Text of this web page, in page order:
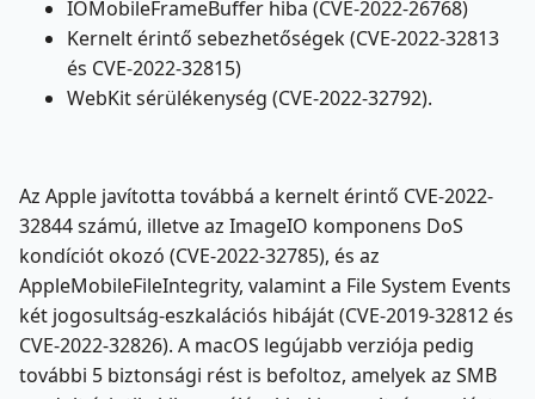
IOMobileFrameBuffer hiba (CVE-2022-26768)
Kernelt érintő sebezhetőségek (CVE-2022-32813
és CVE-2022-32815)
WebKit sérülékenység (CVE-2022-32792).
Az Apple javította továbbá a kernelt érintő CVE-2022-
32844 számú, illetve az ImageIO komponens DoS
kondíciót okozó (CVE-2022-32785), és az
AppleMobileFileIntegrity, valamint a File System Events
két jogosultság-eszkalációs hibáját (CVE-2019-32812 és
CVE-2022-32826). A macOS legújabb verziója pedig
további 5 biztonsági rést is befoltoz, amelyek az SMB